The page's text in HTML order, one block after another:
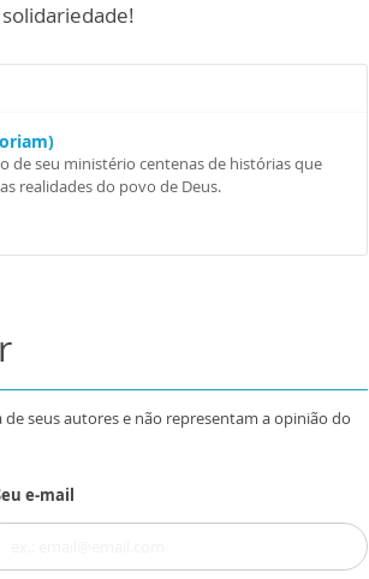
de seu ministério centenas de histórias que
realidades do povo de Deus.
seus autores e não representam a opinião do
e-mail